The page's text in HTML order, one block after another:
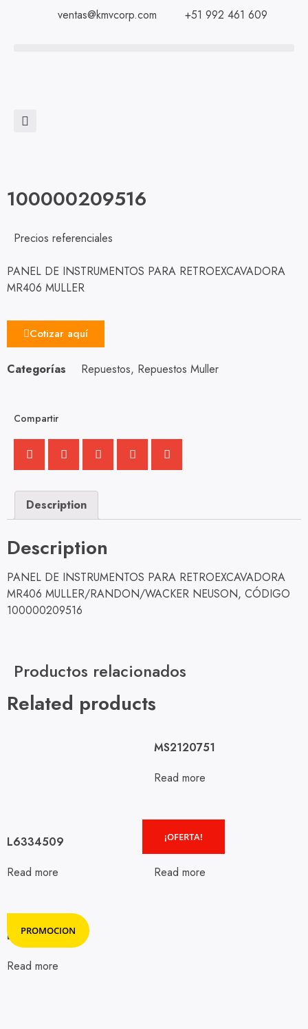
ventas@kmvcorp.com +51 992 461 609
100000209516
Precios referenciales
PANEL DE INSTRUMENTOS PARA RETROEXCAVADORA
MR406 MULLER
Cotizar aquí
Categorías Repuestos, Repuestos Muller
Compartir
Description
Description
PANEL DE INSTRUMENTOS PARA RETROEXCAVADORA
MR406 MULLER/RANDON/WACKER NEUSON, CÓDIGO
100000209516
Productos relacionados
Related products
MS2120751
Read more
L6334509
Read more
¡OFERTA!
L6141562
Read more
PROMOCION
L8452234
Read more